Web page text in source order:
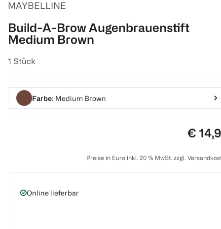
MAYBELLINE
Build-A-Brow Augenbrauenstift
Medium Brown
1 Stück
Farbe: Medium Brown
Preis:
€
Preise in Euro inkl. 20 % MwSt. zzgl.
Online lieferbar